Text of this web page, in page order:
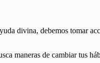
divina, debemos tomar
maneras de cambiar tus